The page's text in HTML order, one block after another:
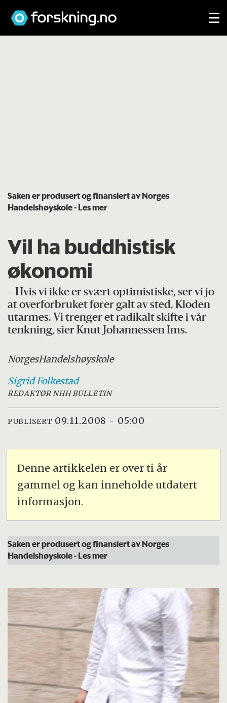
Saken er produsert og finansiert av Norges
Handelshøyskole- Les mer
Vil ha buddhistisk
økonomi
– Hvis vi ikke er svært optimistiske, ser vi jo
at overforbruket fører galt av sted. Kloden
utarmes. Vi trenger et radikalt skifte i vår
tenkning, sier Knut Johannessen Ims.
NorgesHandelshøyskole
Sigrid Folkestad
REDAKTØR NHH BULLETIN
PUBLISERT 09.11.2008 - 05:00
Denne artikkelen er over ti år
gammel og kan inneholde utdatert
informasjon.
Saken er produsert og finansiert av Norges
Handelshøyskole- Les mer